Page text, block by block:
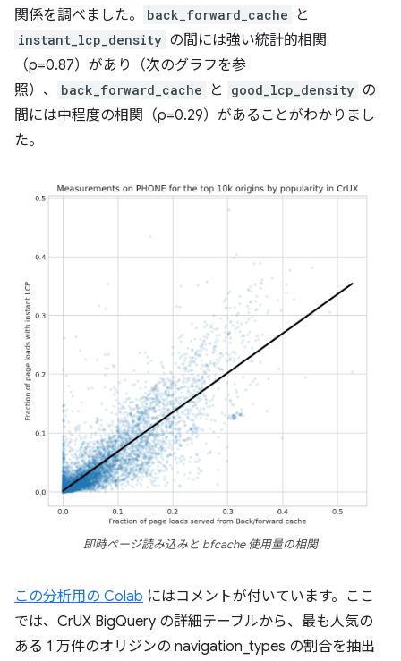
関係を調べました。
back_forward_cache と
instant_lcp_density の間には強い統計的相関
（ρ=0.87）があり（次のグラフを参
照）、
back_forward_cache と good_lcp_density の
間には中程度の相関（ρ=0.29）があることがわかりまし
た。
即時ページ読み込みと bfcache 使用量の相関
この分析用の Colab にはコメントが付いています。ここ
では、CrUX BigQuery の詳細テーブルから、最も人気の
ある 1 万件のオリジンの navigation_types の割合を抽出